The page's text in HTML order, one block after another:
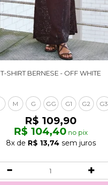
T-SHIRT BERNESE - OFF WHITE
M G GG G1 G2 G3
R$ 109,90
R$ 104,40 no pix
8xde R$ 13,74 sem juros